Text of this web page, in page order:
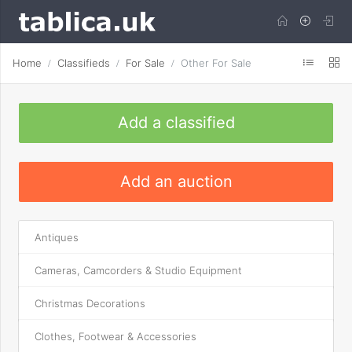
Home Classifieds For Sale Other For Sale
Add a classified
Add an auction
Antiques
Cameras, Camcorders & Studio Equipment
Christmas Decorations
Clothes, Footwear & Accessories